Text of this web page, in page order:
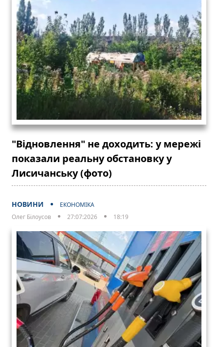
"Відновлення" не доходить: у мережі
показали реальну обстановку у
Лисичанську (фото)
НОВИНИ
ЕКОНОМІКА
Олег Білоусов
27:07:2026 18:19